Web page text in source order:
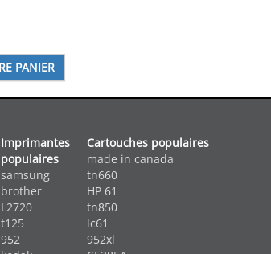
Imprimantes
populaires
samsung
brother
L2720
t125
952
Cartouches populaires
made in canada
tn660
HP 61
tn850
lc61
952xl